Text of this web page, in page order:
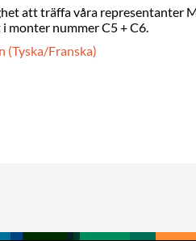
att träffa våra representanter
monter nummer C5 + C6.
(Tyska/Franska)